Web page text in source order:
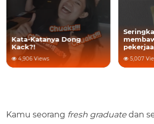
Kata-Katanya Dong
Kack?!
4,906 Views 5,007
Kamu seorang fresh graduate dan